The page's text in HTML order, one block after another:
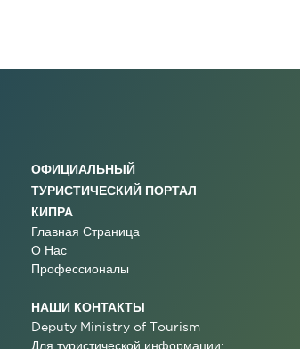
ОФИЦИАЛЬНЫЙ
ТУРИСТИЧЕСКИЙ ПОРТАЛ
КИПРА
Главная Страница
О Нас
Профессионалы
НАШИ КОНТАКТЫ
Deputy Ministry of Tourism
Для туристической информации: